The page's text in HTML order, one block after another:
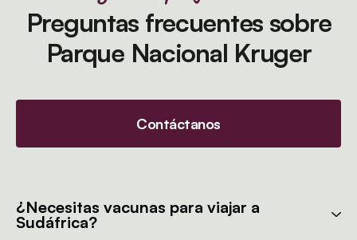
Preguntas frecuentes sobre
Parque Nacional Kruger
Contáctanos
¿Necesitas vacunas para viajar a
Sudáfrica?